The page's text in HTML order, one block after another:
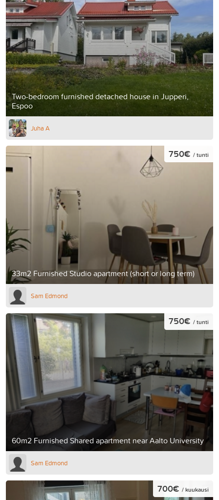
Two-bedroom furnished detached house in Jupperi,
Espoo
Juha A
33m2 Furnished Studio apartment (short or long term)
750€ / tunti
Sam Edmond
60m2 Furnished Shared apartment near Aalto University
750€ / tunti
Sam Edmond
700€ / kuukausi